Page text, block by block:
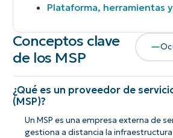
Plataforma, herramientas
Conceptos clave
de los MSP
¿Qué es un proveedor de
(MSP)?
Un MSP es una empresa externa de
gestiona a distancia la